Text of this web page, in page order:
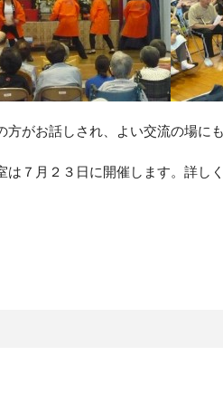
方がお話しされ、よい交流の場に
は７月２３日に開催します。詳し